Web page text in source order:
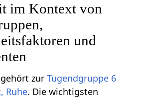
im Kontext von
und
zur Tugendgruppe 6
Ruhe. Die wichtigsten